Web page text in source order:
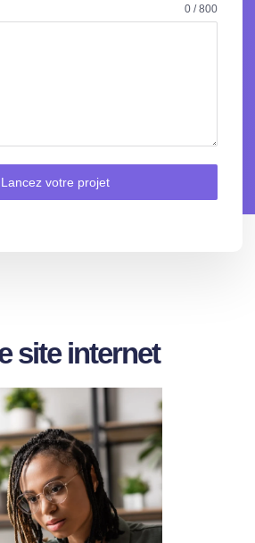
0 / 800
Lancez votre projet
site internet